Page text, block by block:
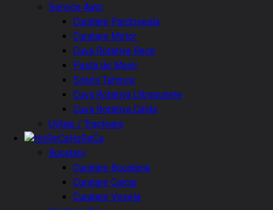
Service Auto
Curatare Pardoseala
Curatare Motor
Cuva Rotativa Rece
Pasta de Maini
Solutii Tehnice
Cuva Rotativa Ultrasunete
Cuva Rotativa Calda
Utilaje / Tractoare
HoReCa
Bucatarii
Curatare Bucatarie
Curatare Calcar
Curatare Vesela